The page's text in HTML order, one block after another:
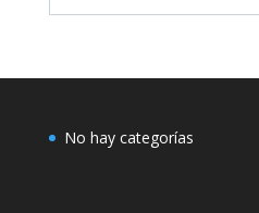
No hay categorías